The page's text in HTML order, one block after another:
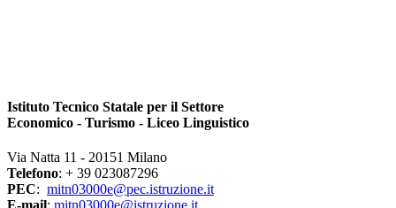
Istituto Tecnico Statale per il Settore
Economico - Turismo - Liceo Linguistico
Via Natta 11 - 20151 Milano
Telefono: + 39 023087296
PEC: mitn03000e@pec.istruzione.it